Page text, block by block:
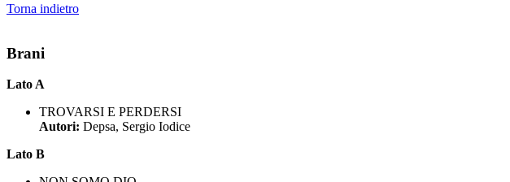
Torna indietro
Brani
Lato A
TROVARSI E PERDERSI
Autori: Depsa, Sergio Iodice
Lato B